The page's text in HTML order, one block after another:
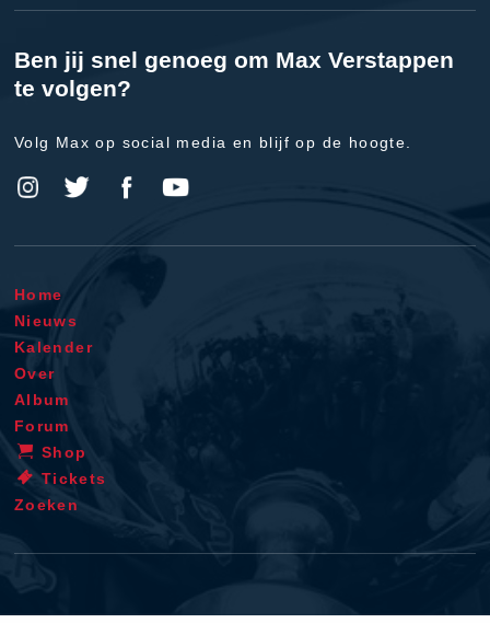
Ben jij snel genoeg om Max Verstappen
te volgen?
Volg Max op social media en blijf op de hoogte.
Home
Nieuws
Kalender
Over
Album
Forum
Shop
Tickets
Zoeken